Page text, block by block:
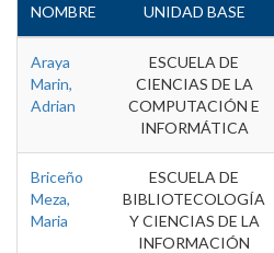
NOMBRE UNIDAD BASE
Araya
Marin,
Adrian
ESCUELA DE
CIENCIAS DE LA
COMPUTACIÓN E
INFORMÁTICA
Briceño
Meza,
Maria
ESCUELA DE
BIBLIOTECOLOGÍA
Y CIENCIAS DE LA
INFORMACIÓN